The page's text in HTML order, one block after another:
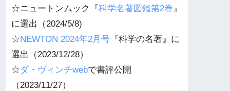
☆ニュートンムック『科学名著図鑑第2巻』
に選出（2024/5/8)
☆NEWTON 2024年2月号 『科学の名著』に
選出（2023/12/28）
☆ダ・ヴィンチwebで書評公開
（2023/11/27）